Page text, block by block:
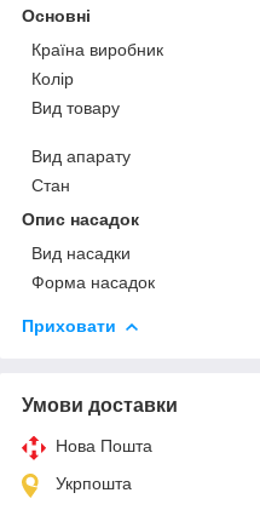
Основні
Країна виробник
Колір
Вид товару
Вид апарату
Стан
Опис насадок
Вид насадки
Форма насадок
Приховати
Умови доставки
Нова Пошта
Укрпошта